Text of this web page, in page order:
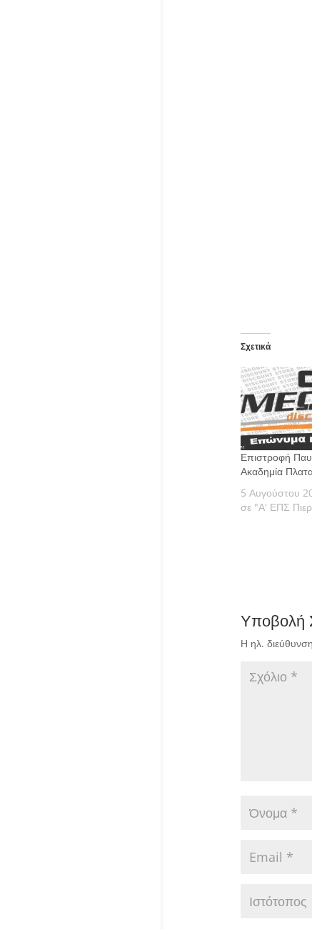
Σχετικά
Επιστροφή
Ακαδημία
5 Αυγούστου
σε "Α' ΕΠΣ
Υποβολή
Η ηλ.